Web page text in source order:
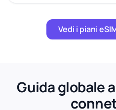
Vedi i piani
Guida globale